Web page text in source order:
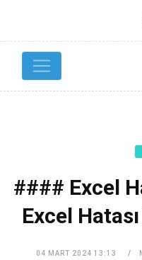
#### Excel
Excel
04 MART 2024 13:13